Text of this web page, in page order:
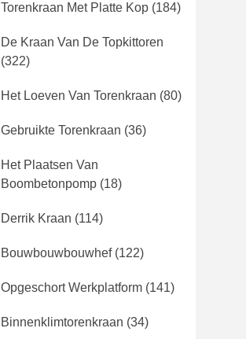
Torenkraan Met Platte Kop (184)
De Kraan Van De Topkittoren
(322)
Het Loeven Van Torenkraan (80)
Gebruikte Torenkraan (36)
Het Plaatsen Van
Boombetonpomp (18)
Derrik Kraan (114)
Bouwbouwbouwhef(122)
Opgeschort Werkplatform (141)
Binnenklimtorenkraan (34)